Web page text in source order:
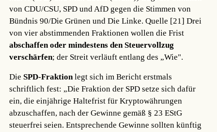
von CDU/CSU, SPD und AfD gegen die Stimmen von
Bündnis 90/Die Grünen und Die Linke.Quelle [21] Drei
von vier abstimmenden Fraktionen wollen die Frist
abschaffen oder mindestens den Steuervollzug
verschärfen; der Streit verläuft entlang des „Wie".
DieSPD-Fraktionlegt sich im Bericht erstmals
schriftlich fest: „Die Fraktion der SPD setze sich dafür
ein, die einjährige Haltefrist für Kryptowährungen
abzuschaffen, nach der Gewinne gemäß § 23 EStG
steuerfrei seien. Entsprechende Gewinne sollten künftig